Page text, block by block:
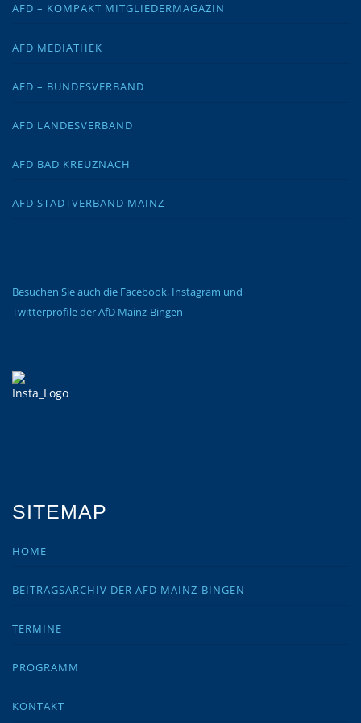
AFD – KOMPAKT MITGLIEDERMAGAZIN
AFD MEDIATHEK
AFD – BUNDESVERBAND
AFD LANDESVERBAND
AFD BAD KREUZNACH
AFD STADTVERBAND MAINZ
Besuchen Sie auch die Facebook, Instagram und
Twitterprofile der AfD Mainz-Bingen
SITEMAP
HOME
BEITRAGSARCHIV DER AFD MAINZ-BINGEN
TERMINE
PROGRAMM
KONTAKT